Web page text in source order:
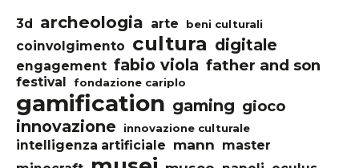
3d archeologia arte beni culturali
coinvolgimento cultura digitale
engagement fabio viola father and son
festival fondazione cariplo
gamification gaming gioco
innovazione innovazione culturale
intelligenza artificiale mann master